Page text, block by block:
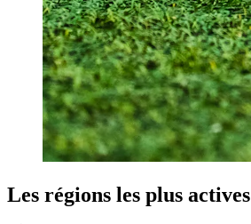
Les régions les plus actives